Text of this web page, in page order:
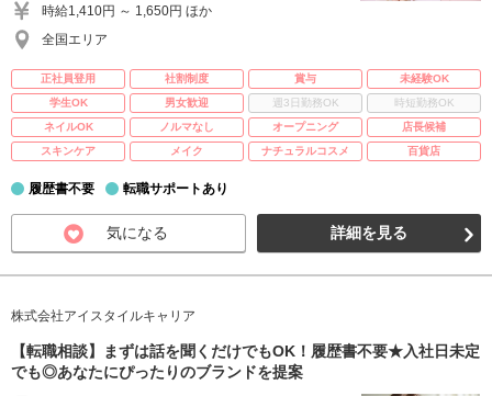
時給1,410円 ～ 1,650円 ほか
全国エリア
正社員登用 社割制度 賞与
未経験OK
学生OK
男女歓迎 週3日勤務OK
時短勤務OK
ネイルOK
ノルマなし オープニング
店長候補
スキンケア
メイク ナチュラルコスメ 百貨店
履歴書不要 転職サポートあり
気になる 詳細を見る
株式会社アイスタイルキャリア
【転職相談】まずは話を聞くだけでもOK！履歴書不要★入社日未定
でも◎あなたにぴったりのブランドを提案